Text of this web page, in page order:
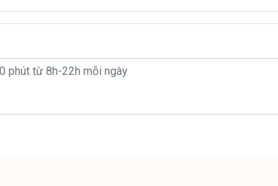
đổi nguồn 24V
Tanklife